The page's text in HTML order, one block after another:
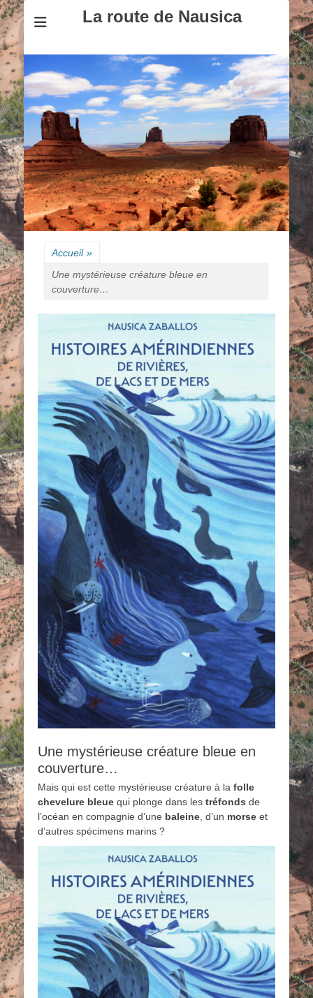
La route de Nausica
Accueil »
Une mystérieuse créature bleue en
couverture…
Une mystérieuse créature bleue en
couverture…
Mais qui est cette mystérieuse créature à la folle
chevelure bleue qui plonge dans les tréfonds de
l’océan en compagnie d’une baleine, d’un morse et
d’autres spécimens marins ?